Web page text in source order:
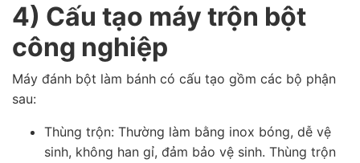
4) Cấu tạo máy trộn bột
công nghiệp
Máy đánh bột làm bánh có cấu tạo gồm các bộ phận
sau:
Thùng trộn: Thường làm bằng inox bóng, dễ vệ
sinh, không han gỉ, đảm bảo vệ sinh. Thùng trộn